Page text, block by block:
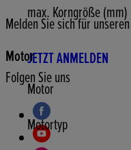
max. Korngröße (mm)
Motor
Motor
Motortyp
Melden Sie sich für
JETZT ANMELDEN
Folgen Sie uns